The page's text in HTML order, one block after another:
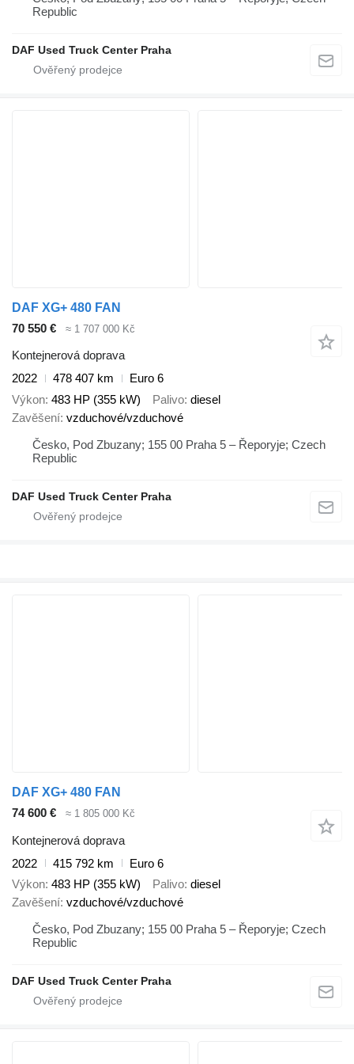
Republic
DAF Used Truck Center Praha
DAF XG+ 480 FAN
70 550 €
≈ 1 707 000 Kč
Kontejnerová doprava
2022
478 407 km
Euro 6
Výkon 483 HP (355 kW) Palivo diesel
Zavěšení vzduchové/vzduchové
Česko, Pod Zbuzany; 155 00 Praha 5 – Řeporyje; Czech
Republic
DAF Used Truck Center Praha
DAF XG+ 480 FAN
74 600 €
≈ 1 805 000 Kč
Kontejnerová doprava
2022
415 792 km
Euro 6
Výkon 483 HP (355 kW) Palivo diesel
Zavěšení vzduchové/vzduchové
Česko, Pod Zbuzany; 155 00 Praha 5 – Řeporyje; Czech
Republic
DAF Used Truck Center Praha